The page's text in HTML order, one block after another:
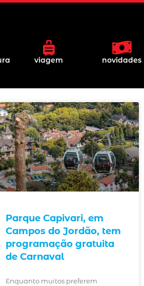
viagem novidades
Parque Capivari, em
Campos do Jordão, tem
programação gratuita
de Carnaval
Enquanto muitos preferem